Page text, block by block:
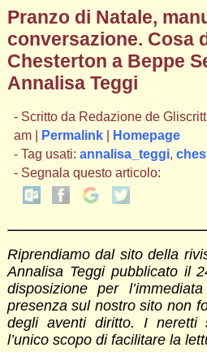
Pranzo di Natale,
conversazione. Cosa
Chesterton a Beppe
Annalisa Teggi
- Scritto da Redazione de
am |
Permalink|
Homepage
- Tag usati: annalisa_teggi,
- Segnala questo articolo:
Riprendiamo dal sito della
Annalisa Teggi pubblicato il
disposizione per
presenza sul nostro sito non
degli aventi diritto. I neretti
l’unico scopo di facilitare la